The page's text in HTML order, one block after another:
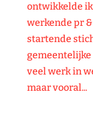
ontwikkelde ik
werkende pr
startende
gemeentelijke
veel werk in
maar vooral...